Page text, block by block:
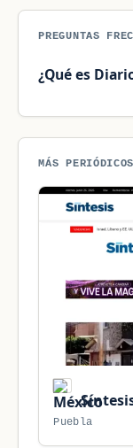
PREGUNTAS
¿Qué es
MÁS
Puebla